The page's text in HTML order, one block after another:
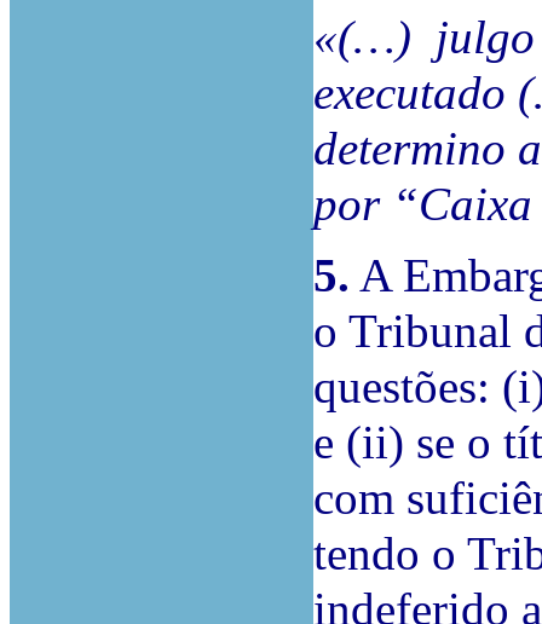
«(…) julgo
executado
determino
por “Caixa
5. A
o Tribunal
questões:
e (ii) se o
com
tendo o
indeferido